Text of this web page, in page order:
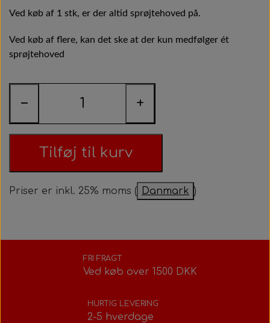
Styretøj
Sæder
Pedaler
Tank/Bundplade
Sæder
Bolte, møtrikker, skiver, mm.
Rotax power valve
Rotax Værktøj/tilbehør
Indsugningsdæmper
Ved køb af 1 stk, er der altid sprøjtehoved på.
Ved køb af flere, kan det ske at der kun medfølger ét
sprøjtehoved
− +
Tilføj til kurv
Priser er inkl. 25% moms ( Danmark )
FRI FRAGT
Ved køb over 1500 DKK
HURTIG LEVERING
2-5 hverdage